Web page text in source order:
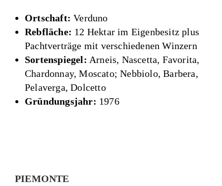
Ortschaft: Verduno
Rebfläche: 12 Hektar im Eigenbesitz plus
Pachtverträge mit verschiedenen Winzern
Sortenspiegel: Arneis, Nascetta, Favorita,
Chardonnay, Moscato; Nebbiolo, Barbera,
Pelaverga, Dolcetto
Gründungsjahr: 1976
PIEMONTE